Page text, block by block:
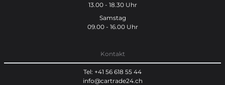
13.00 - 18.30 Uhr
Samstag
09.00 - 16.00 Uhr
Kontakt
Tel: +41 56 618 55 44
info@cartrade24.ch